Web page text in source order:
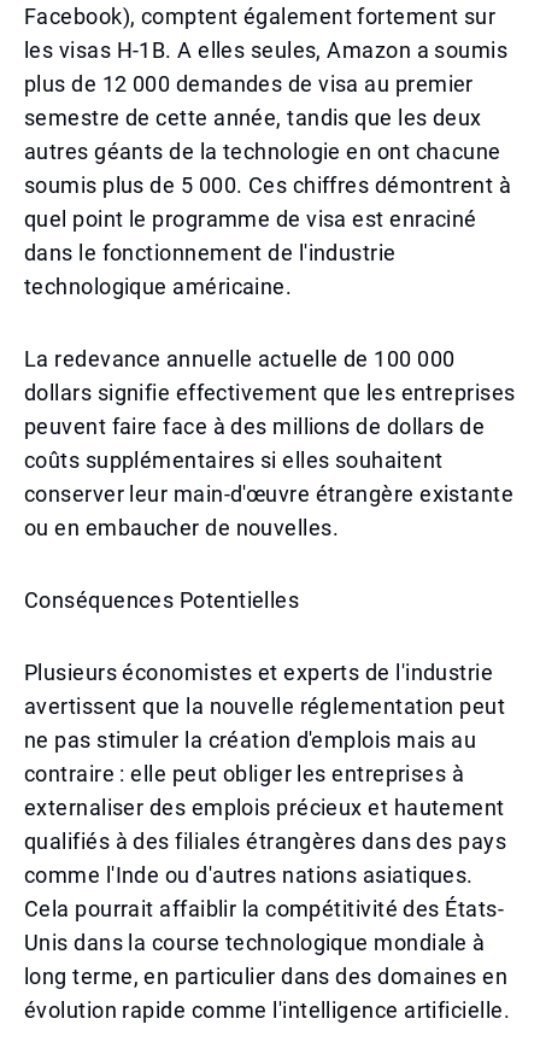
Facebook), comptent également fortement sur
les visas H-1B. A elles seules, Amazon a soumis
plus de 12 000 demandes de visa au premier
semestre de cette année, tandis que les deux
autres géants de la technologie en ont chacune
soumis plus de 5 000. Ces chiffres démontrent à
quel point le programme de visa est enraciné
dans le fonctionnement de l'industrie
technologique américaine.
La redevance annuelle actuelle de 100 000
dollars signifie effectivement que les entreprises
peuvent faire face à des millions de dollars de
coûts supplémentaires si elles souhaitent
conserver leur main-d'œuvre étrangère existante
ou en embaucher de nouvelles.
Conséquences Potentielles
Plusieurs économistes et experts de l'industrie
avertissent que la nouvelle réglementation peut
ne pas stimuler la création d'emplois mais au
contraire : elle peut obliger les entreprises à
externaliser des emplois précieux et hautement
qualifiés à des filiales étrangères dans des pays
comme l'Inde ou d'autres nations asiatiques.
Cela pourrait affaiblir la compétitivité des États-
Unis dans la course technologique mondiale à
long terme, en particulier dans des domaines en
évolution rapide comme l'intelligence artificielle.